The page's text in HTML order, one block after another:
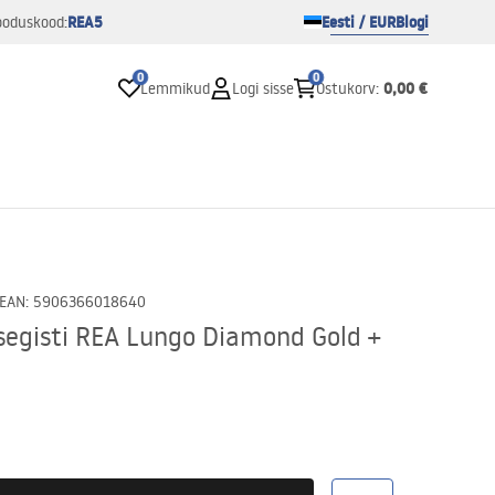
REA5 Eesti / EURBlogi
0
Lemmikud Logi sisse
0
Ostukorv: 0,00 €
EAN: 5906366018640
REA Lungo Diamond Gold +